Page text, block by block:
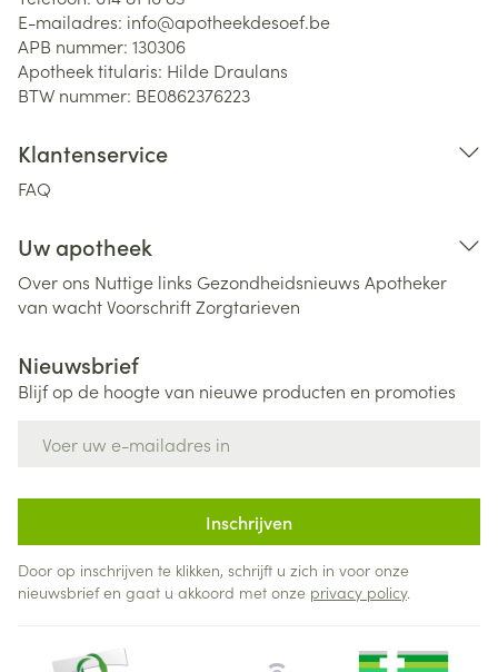
E-mailadres: info@apotheekdesoef.be
APB nummer: 130306
Apotheek titularis: Hilde Draulans
BTW nummer: BE0862376223
Klantenservice
FAQ
Uw apotheek
Over ons Nuttige links Gezondheidsnieuws Apotheker
van wachtVoorschriftZorgtarieven
Nieuwsbrief
Blijf op de hoogte van nieuwe producten en promoties
Inschrijven
Door op inschrijven te klikken, schrijft u zich in voor onze
nieuwsbrief en gaat u akkoord met onze privacy policy.